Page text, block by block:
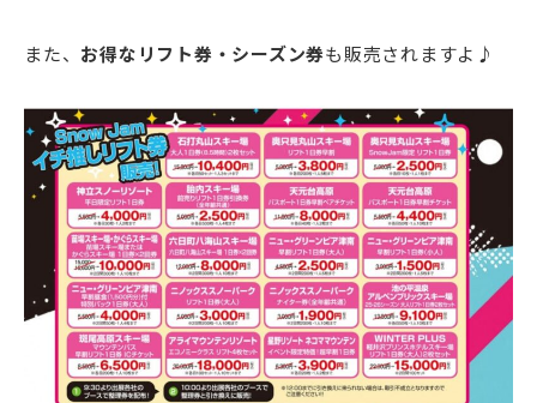
また、 お得なリフト券・シーズン券も販売されますよ♪